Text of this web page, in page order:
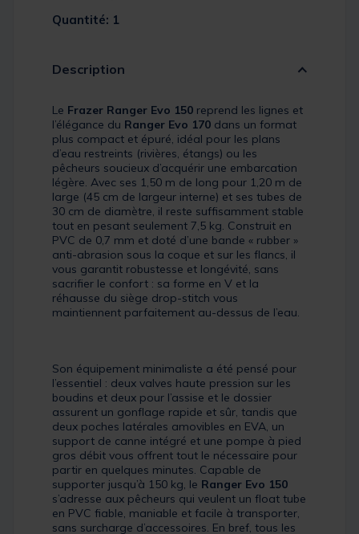
Quantité: 1
Description
Le Frazer Ranger Evo 150 reprend les lignes et
l’élégance du Ranger Evo 170 dans un format
plus compact et épuré, idéal pour les plans
d’eau restreints (rivières, étangs) ou les
pêcheurs soucieux d’acquérir une embarcation
légère. Avec ses 1,50 m de long pour 1,20 m de
large (45 cm de largeur interne) et ses tubes de
30 cm de diamètre, il reste suffisamment stable
tout en pesant seulement 7,5 kg. Construit en
PVC de 0,7 mm et doté d’une bande « rubber »
anti-abrasion sous la coque et sur les flancs, il
vous garantit robustesse et longévité, sans
sacrifier le confort : sa forme en V et la
réhausse du siège drop-stitch vous
maintiennent parfaitement au-dessus de l’eau.
Son équipement minimaliste a été pensé pour
l’essentiel : deux valves haute pression sur les
boudins et deux pour l’assise et le dossier
assurent un gonflage rapide et sûr, tandis que
deux poches latérales amovibles en EVA, un
support de canne intégré et une pompe à pied
gros débit vous offrent tout le nécessaire pour
partir en quelques minutes. Capable de
supporter jusqu’à 150 kg, le Ranger Evo 150
s’adresse aux pêcheurs qui veulent un float tube
en PVC fiable, maniable et facile à transporter,
sans surcharge d’accessoires. En bref, tous les